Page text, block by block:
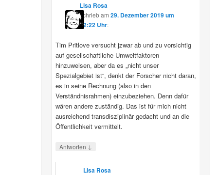
Lisa Rosa
schriebam 29. Dezember 2019 um
12:22 Uhr:
Tim Pritlove versucht jzwar ab und zu vorsichtig
auf gesellschaftliche Umweltfaktoren
hinzuweisen, aber da es „nicht unser
Spezialgebiet ist“, denkt der Forscher nicht daran,
es in seine Rechnung (also in den
Verständnisrahmen) einzubeziehen. Denn dafür
wären andere zuständig. Das ist für mich nicht
ausreichend transdisziplinär gedacht und an die
Öffentlichkeit vermittelt.
Antworten ↓
Lisa Rosa